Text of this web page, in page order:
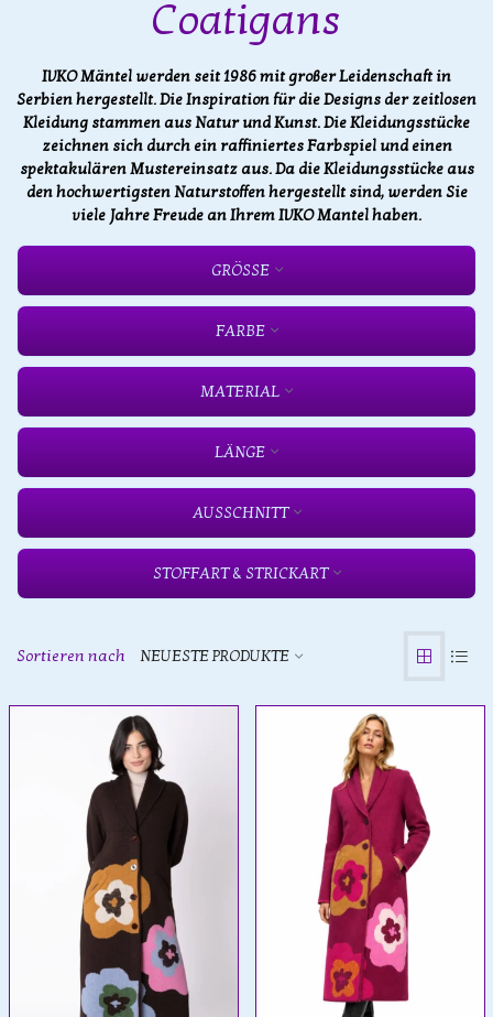
Coatigans
IVKO Mäntel werden seit 1986 mit großer Leidenschaft in
Serbien hergestellt. Die Inspiration für die Designs der zeitlosen
Kleidung stammen aus Natur und Kunst. Die Kleidungsstücke
zeichnen sich durch ein raffiniertes Farbspiel und einen
spektakulären Mustereinsatz aus. Da die Kleidungsstücke aus
den hochwertigsten Naturstoffen hergestellt sind, werden Sie
viele Jahre Freude an Ihrem IVKO Mantel haben.
GRÖSSE
FARBE
MATERIAL
LÄNGE
AUSSCHNITT
STOFFART & STRICKART
Sortieren nach NEUESTE PRODUKTE